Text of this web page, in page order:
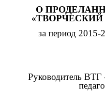
О
за период 2015-
Руководитель ВТГ